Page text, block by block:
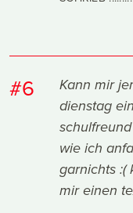
#6
Kann mir
dienstag
wie ich
garnichts :(
mir einen